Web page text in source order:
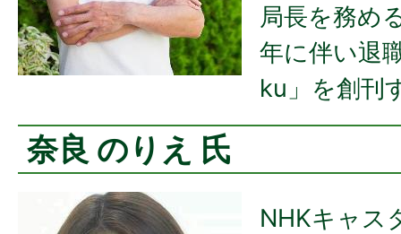
局長を務め
年に伴い退
ku」を創刊
奈良 のりえ 氏
NHKキャス